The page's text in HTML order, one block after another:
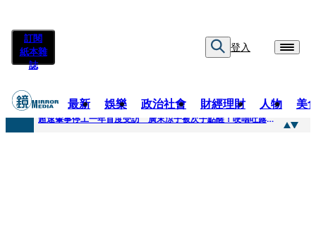
訂閱
紙本雜
誌
登入
最新 娛樂 政治社會 財經理財 人物 美
快訊
超速肇事停工一年首度受訪 廣末涼子被次子點醒！哽咽吐露：不再偽裝完美